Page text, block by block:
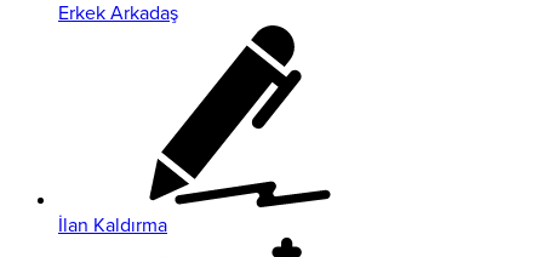
Erkek Arkadaş
İlan Kaldırma